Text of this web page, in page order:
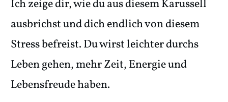
Ich zeige dir, wie du aus diesem Karussell
ausbrichst und dich endlich von diesem
Stress befreist. Du wirst leichter durchs
Leben gehen, mehr Zeit, Energie und
Lebensfreude haben.